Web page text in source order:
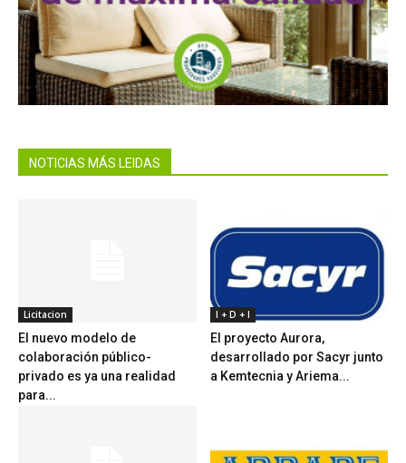
NOTICIAS MÁS LEIDAS
Licitacion
El nuevo modelo de
colaboración público-
privado es ya una realidad
para...
I + D + I
El proyecto Aurora,
desarrollado por Sacyr junto
a Kemtecnia y Ariema...